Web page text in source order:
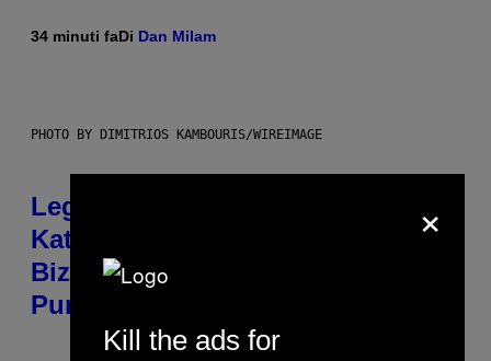
34 minuti faDi Dan Milam
PHOTO BY DIMITRIOS KAMBOURIS/WIREIMAGE
Legendary Music Manager Peter
Katsis, Who Worked With Limp
Bizkit and The Smashing
Pumpkins, Has Died
×
Kill the ads for